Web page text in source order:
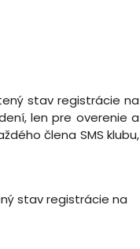
stav registrácie na
len pre overenie a
člena SMS klubu,
stav registrácie na